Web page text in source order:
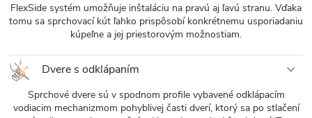
FlexSide systém umožňuje inštaláciu na pravú aj ľavú stranu. Vďaka
tomu sa sprchovací kút ľahko prispôsobí konkrétnemu usporiadaniu
kúpeľne a jej priestorovým možnostiam.
Dvere s odklápaním
Sprchové dvere sú v spodnom profile vybavené odklápacím
vodiacim mechanizmom pohyblivej časti dverí, ktorý sa po stlačení